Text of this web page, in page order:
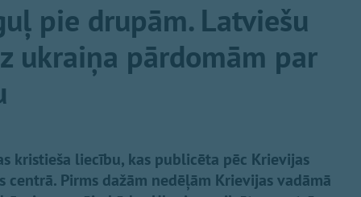
pie drupām. Latviešu
ukraiņa pārdomām par
kristieša liecību, kas publicēta pēc Krievijas
centrā. Pirms dažām nedēļām Krievijas vadāmā